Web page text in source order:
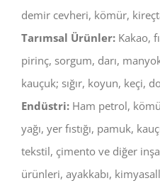
demir cevheri, kömür,
Tarımsal Ürünler: Kakao,
pirinç, sorgum, darı,
kauçuk; sığır, koyun, keçi,
Endüstri: Ham petrol,
yağı, yer fıstığı, pamuk,
tekstil, çimento ve diğer
ürünleri, ayakkabı,